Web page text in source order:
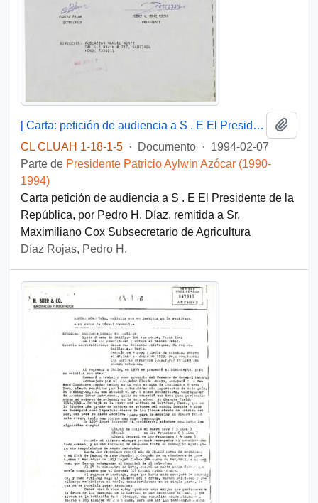
[ Carta: petición de audiencia a S . E El Presidente de la República, de Pedro H. Díaz ]
CL CLUAH 1-18-1-5 · Documento · 1994-02-07
Parte de Presidente Patricio Aylwin Azócar (1990-
1994)
Carta petición de audiencia a S . E El Presidente de la
República, por Pedro H. Díaz, remitida a Sr.
Maximiliano Cox Subsecretario de Agricultura
Díaz Rojas, Pedro H.